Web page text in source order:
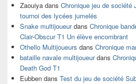
Zaouiya dans Chronique jeu de société
tournoi des lycées jumelés
Snake multijoueurdans Chronique
Clair-Obscur T1 Un élève encombrant
Othello Multijoueurs dans Chronique
bataille navale multijoueurdans
Death God T1
Eubben dans Test du jeu de société